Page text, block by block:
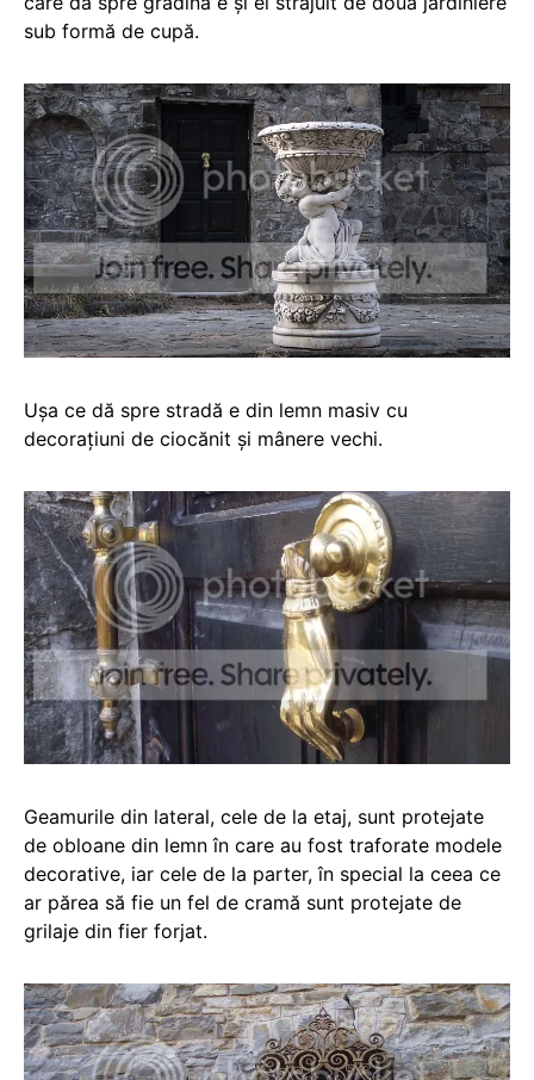
sub formă de cupă.
Ușa ce dă spre stradă e din lemn masiv cu
decorațiuni de ciocănit și mânere vechi.
Geamurile din lateral, cele de la etaj, sunt protejate
de obloane din lemn în care au fost traforate modele
decorative, iar cele de la parter, în special la ceea ce
ar părea să fie un fel de cramă sunt protejate de
grilaje din fier forjat.